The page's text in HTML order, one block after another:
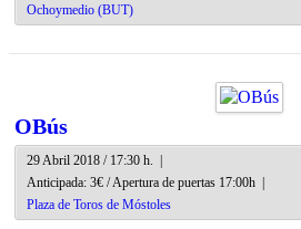
Ochoymedio (BUT)
OBús
29 Abril 2018 / 17:30 h. |
Anticipada: 3€ / Apertura de puertas 17:00h |
Plaza de Toros de Móstoles